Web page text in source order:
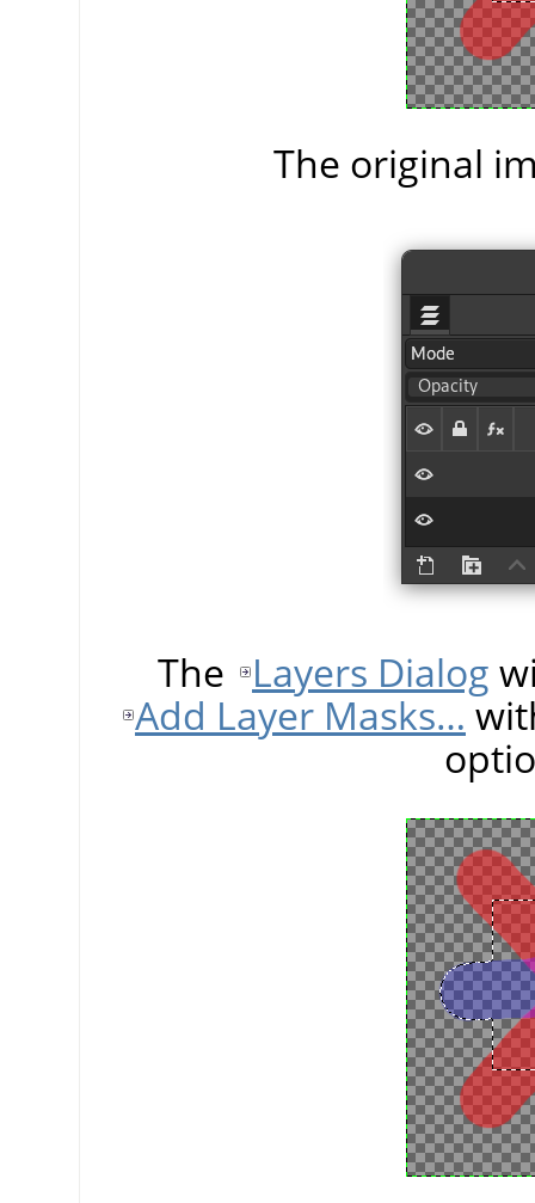
The original
The Layers Dialog
Add Layer Masks…